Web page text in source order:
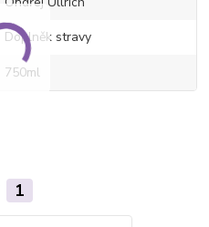
Doplněk stravy
750ml
1